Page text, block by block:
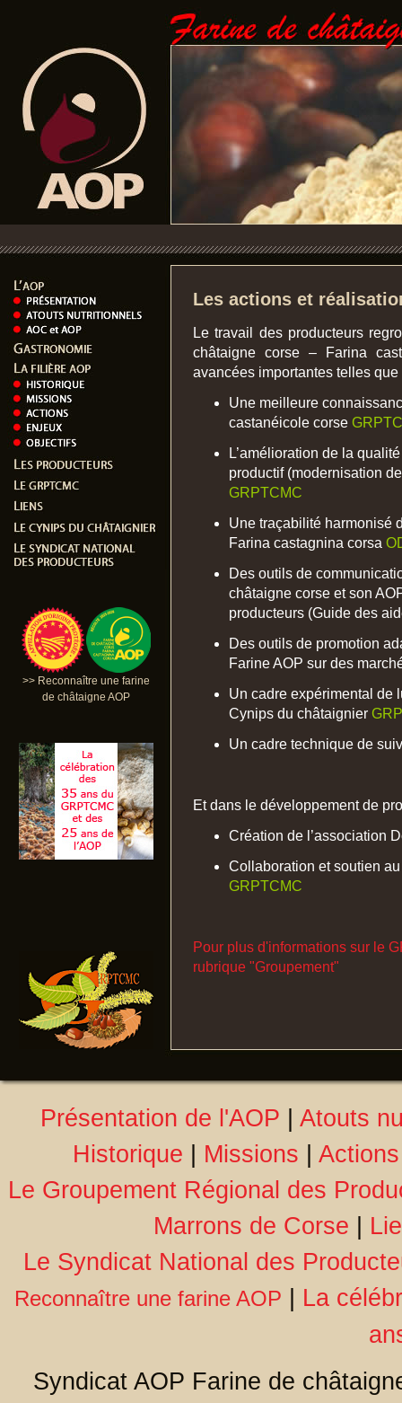
>> Reconnaître une farine
de châtaigne AOP
Les actions et
Le travail des producteurs
châtaigne corse – Farina
avancées importantes telles que
Une meilleure
castanéicole corse
L’amélioration de la
productif (modernisation
GRPTCMC
Une traçabilité harmonisé
Farina castagnina corsa
Des outils de
châtaigne corse et son
producteurs (Guide des
Des outils de promotion
Farine AOP sur des
Un cadre expérimental de
Cynips du châtaignier
Un cadre technique de
Et dans le développement de
Création de l’association
Collaboration et soutien
GRPTCMC
Pour plus d'informations sur le
rubrique "Groupement"
Présentation de l'AOP
Atouts
Historique
Missions Actions
Le Groupement Régional des
Marrons de Corse
Le Syndicat National des
Reconnaître une farine AOP
La
Syndicat AOP Farine de